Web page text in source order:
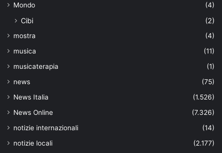
Mondo
(4)
Cibi (2)
mostra
(4)
musica
(11)
musicaterapia
(1)
news
(75)
News Italia
(1.526)
News Online
(7.326)
notizie internazionali
(14)
notizie locali
(2.177)